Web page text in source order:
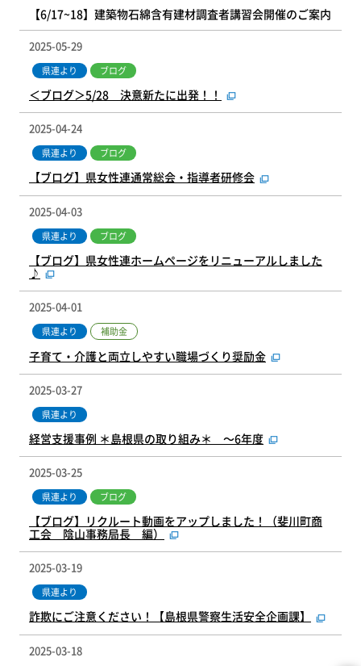
【6/17~18】建築物石綿含有建材調査者講習会開催のご案内
2025-05-29
県連より ブログ
＜ブログ＞5/28 決意新たに出発！！
2025-04-24
県連より ブログ
【ブログ】県女性連通常総会・指導者研修会
2025-04-03
県連より ブログ
【ブログ】県女性連ホームページをリニューアルしました
♪
2025-04-01
県連より 補助金
子育て・介護と両立しやすい職場づくり奨励金
2025-03-27
県連より
経営支援事例 ＊島根県の取り組み＊ ～6年度
2025-03-25
県連より ブログ
【ブログ】リクルート動画をアップしました！（斐川町商
工会 陰山事務局長 編）
2025-03-19
県連より
詐欺にご注意ください！【島根県警察生活安全企画課】
2025-03-18